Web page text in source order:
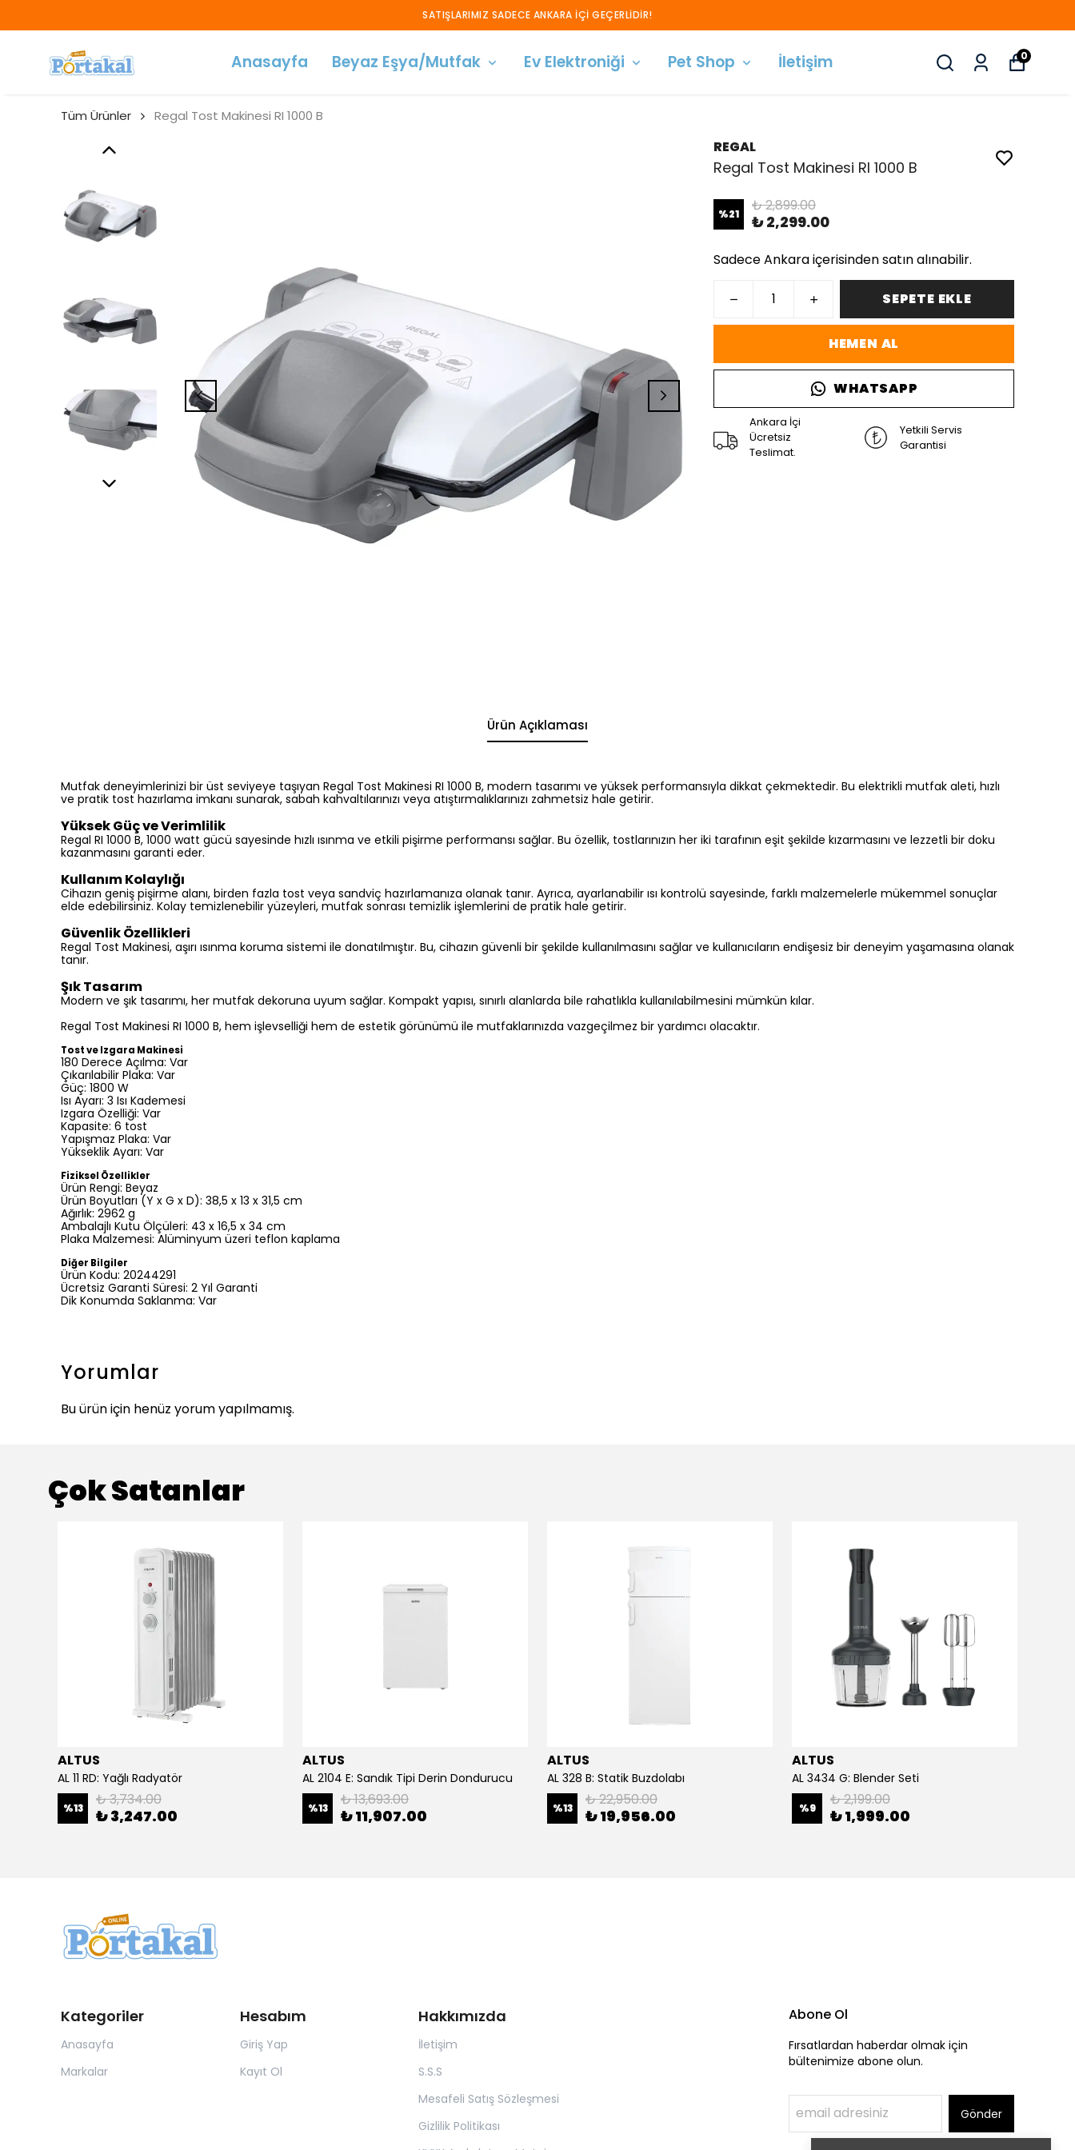
SATIŞLARIMIZ SADECE ANKARA İÇİ GEÇERLİDİR!
Anasayfa Beyaz Eşya/Mutfak Ev Elektroniği Pet Shop İletişim 0
Tüm Ürünler Regal Tost Makinesi RI 1000 B
REGAL
Regal Tost Makinesi RI 1000 B
%21 ₺ 2,899.00
₺ 2,299.00
Sadece Ankara içerisinden satın alınabilir.
SEPETE EKLE
HEMEN AL
WHATSAPP
Ankara İçi
Ücretsiz
Teslimat.
Yetkili Servis
Garantisi
Ürün Açıklaması
Mutfak deneyimlerinizi bir üst seviyeye taşıyan Regal Tost Makinesi RI 1000 B, modern tasarımı ve yüksek performansıyla dikkat çekmektedir. Bu elektrikli mutfak aleti, hızlı
ve pratik tost hazırlama imkanı sunarak, sabah kahvaltılarınızı veya atıştırmalıklarınızı zahmetsiz hale getirir.
Yüksek Güç ve Verimlilik
Regal RI 1000 B, 1000 watt gücü sayesinde hızlı ısınma ve etkili pişirme performansı sağlar. Bu özellik, tostlarınızın her iki tarafının eşit şekilde kızarmasını ve lezzetli bir doku
kazanmasını garanti eder.
Kullanım Kolaylığı
Cihazın geniş pişirme alanı, birden fazla tost veya sandviç hazırlamanıza olanak tanır. Ayrıca, ayarlanabilir ısı kontrolü sayesinde, farklı malzemelerle mükemmel sonuçlar
elde edebilirsiniz. Kolay temizlenebilir yüzeyleri, mutfak sonrası temizlik işlemlerini de pratik hale getirir.
Güvenlik Özellikleri
Regal Tost Makinesi, aşırı ısınma koruma sistemi ile donatılmıştır. Bu, cihazın güvenli bir şekilde kullanılmasını sağlar ve kullanıcıların endişesiz bir deneyim yaşamasına olanak
tanır.
Şık Tasarım
Modern ve şık tasarımı, her mutfak dekoruna uyum sağlar. Kompakt yapısı, sınırlı alanlarda bile rahatlıkla kullanılabilmesini mümkün kılar.
Regal Tost Makinesi RI 1000 B, hem işlevselliği hem de estetik görünümü ile mutfaklarınızda vazgeçilmez bir yardımcı olacaktır.
Tost ve Izgara Makinesi
180 Derece Açılma: Var
Çıkarılabilir Plaka: Var
Güç: 1800 W
Isı Ayarı: 3 Isı Kademesi
Izgara Özelliği: Var
Kapasite: 6 tost
Yapışmaz Plaka: Var
Yükseklik Ayarı: Var
Fiziksel Özellikler
Ürün Rengi: Beyaz
Ürün Boyutları (Y x G x D): 38,5 x 13 x 31,5 cm
Ağırlık: 2962 g
Ambalajlı Kutu Ölçüleri: 43 x 16,5 x 34 cm
Plaka Malzemesi: Alüminyum üzeri teflon kaplama
Diğer Bilgiler
Ürün Kodu: 20244291
Ücretsiz Garanti Süresi: 2 Yıl Garanti
Dik Konumda Saklanma: Var
Yorumlar
Bu ürün için henüz yorum yapılmamış.
Çok Satanlar
ALTUS
AL 11 RD: Yağlı Radyatör
%13 ₺ 3,734.00
₺ 3,247.00
ALTUS
AL 2104 E: Sandık Tipi Derin Dondurucu
%13 ₺ 13,693.00
₺ 11,907.00
ALTUS
AL 328 B: Statik Buzdolabı
%13 ₺ 22,950.00
₺ 19,956.00
ALTUS
AL 3434 G: Blender Seti
%9 ₺ 2,199.00
₺ 1,999.00
Kategoriler
Anasayfa
Markalar
Hesabım
Giriş Yap
Kayıt Ol
Hakkımızda
İletişim
S.S.S
Mesafeli Satış Sözleşmesi
Gizlilik Politikası
Abone Ol
Fırsatlardan haberdar olmak için
bültenimize abone olun.
Gönder